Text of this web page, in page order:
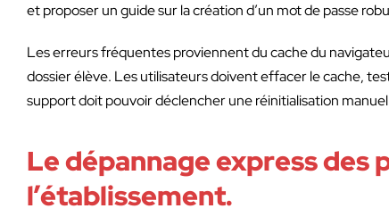
et proposer un guide sur la création d’un mot de passe
Les erreurs fréquentes proviennent du cache du
dossier élève. Les utilisateurs doivent effacer le cache,
support doit pouvoir déclencher une réinitialisation
Le dépannage express
l’établissement.